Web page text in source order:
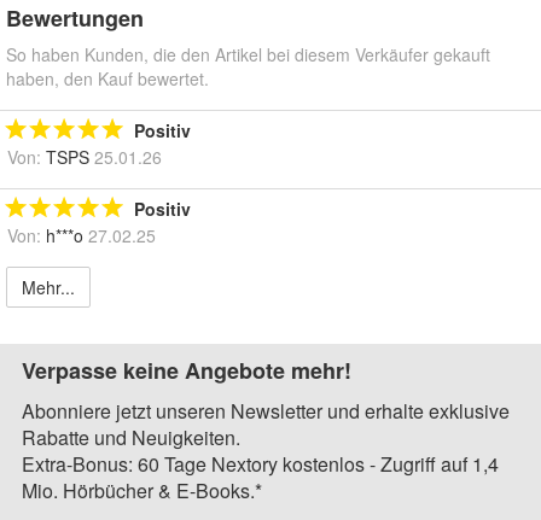
Bewertungen
So haben Kunden, die den Artikel bei diesem Verkäufer gekauft
haben, den Kauf bewertet.
Positiv
Von: TSPS 25.01.26
Positiv
Von: h***o 27.02.25
Mehr...
Verpasse keine Angebote mehr!
Abonniere jetzt unseren Newsletter und erhalte exklusive
Rabatte und Neuigkeiten.
Extra-Bonus: 60 Tage Nextory kostenlos - Zugriff auf 1,4
Mio. Hörbücher & E-Books.*